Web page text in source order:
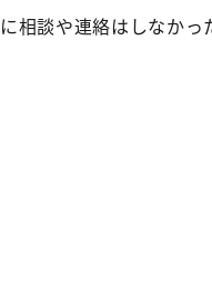
相談や連絡はしなかっ